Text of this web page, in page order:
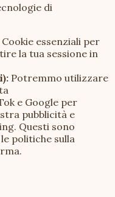
di
Cookie essenziali per
la tua sessione in
Potremmo utilizzare
e Google per
pubblicità e
Questi sono
politiche sulla